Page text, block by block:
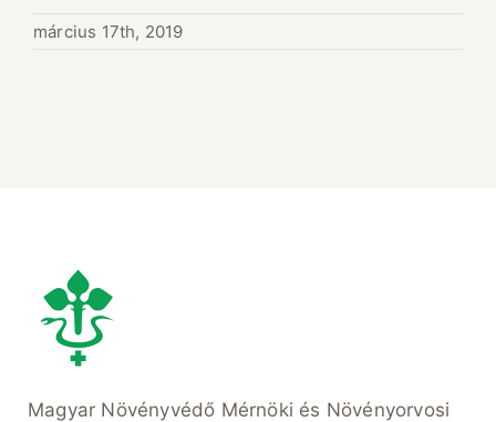
március 17th, 2019
Magyar Növényvédő Mérnöki és Növényorvosi